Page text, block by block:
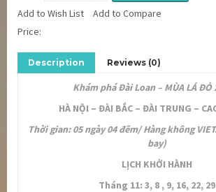
Add to Wish List
Add to Compare
Price:
Description Reviews (0)
Khám phá Đài Loan – MÙA LÁ ĐỎ
HÀ NỘI – ĐÀI BẮC – ĐÀI TRUNG –
Thời gian: 05 ngày04 đêm/ Hàng không
bay)
LỊCH KHỞI HÀNH
Tháng 11: 3, 8 , 9, 16, 22, 29